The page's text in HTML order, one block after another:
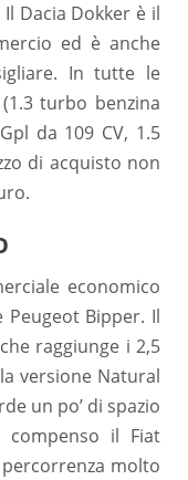
Dacia Dokker è il
ed è anche
In tutte le
turbo benzina
da 109 CV, 1.5
di acquisto non
economico
Bipper. Il
raggiunge i 2,5
versione Natural
un po’ di spazio
compenso il Fiat
molto